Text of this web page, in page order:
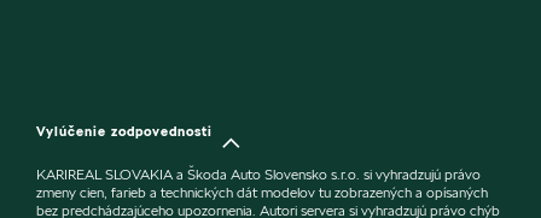
Vylúčenie zodpovednosti
KARIREAL SLOVAKIA a Škoda Auto Slovensko s.r.o. si vyhradzujú právo
zmeny cien, farieb a technických dát modelov tu zobrazených a opísaných
bez predchádzajúceho upozornenia. Autori servera si vyhradzujú právo chýb